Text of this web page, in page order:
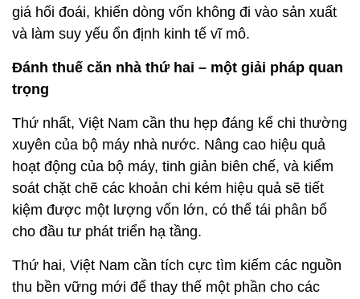
giá hối đoái, khiến dòng vốn không đi vào sản xuất
và làm suy yếu ổn định kinh tế vĩ mô.
Đánh thuế căn nhà thứ hai – một giải pháp quan
trọng
Thứ nhất, Việt Nam cần thu hẹp đáng kể chi thường
xuyên của bộ máy nhà nước. Nâng cao hiệu quả
hoạt động của bộ máy, tinh giản biên chế, và kiểm
soát chặt chẽ các khoản chi kém hiệu quả sẽ tiết
kiệm được một lượng vốn lớn, có thể tái phân bổ
cho đầu tư phát triển hạ tầng.
Thứ hai, Việt Nam cần tích cực tìm kiếm các nguồn
thu bền vững mới để thay thế một phần cho các